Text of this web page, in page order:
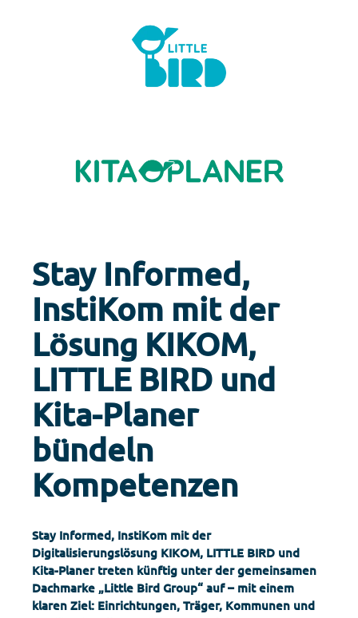
Stay Informed,
InstiKom mit der
Lösung KIKOM,
LITTLE BIRD und
Kita-Planer
bündeln
Kompetenzen
Stay Informed, InstiKom mit der
Digitalisierungslösung KIKOM, LITTLE BIRD und
Kita-Planer treten künftig unter der gemeinsamen
Dachmarke „Little Bird Group“ auf – mit einem
klaren Ziel: Einrichtungen, Träger, Kommunen und